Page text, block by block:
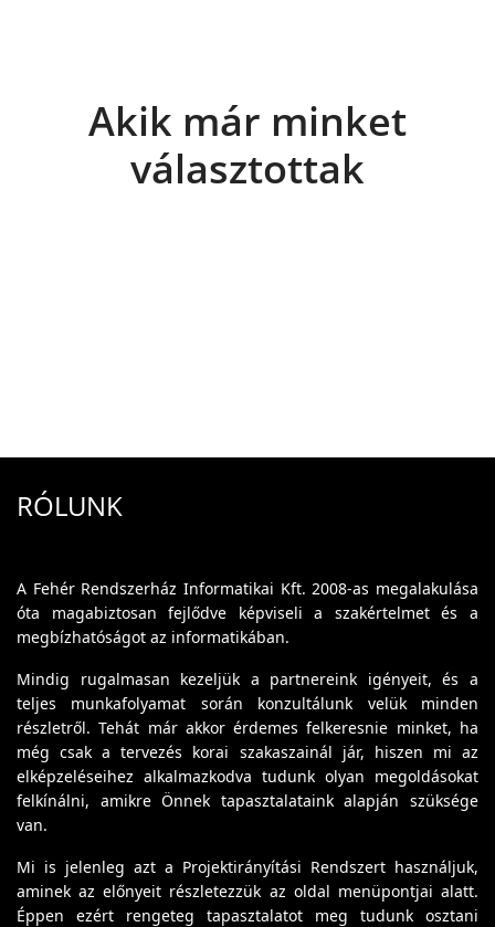
Akik már minket
választottak
RÓLUNK
A Fehér Rendszerház Informatikai Kft. 2008-as megalakulása
óta magabiztosan fejlődve képviseli a szakértelmet és a
megbízhatóságot az informatikában.
Mindig rugalmasan kezeljük a partnereink igényeit, és a
teljes munkafolyamat során konzultálunk velük minden
részletről. Tehát már akkor érdemes felkeresnie minket, ha
még csak a tervezés korai szakaszainál jár, hiszen mi az
elképzeléseihez alkalmazkodva tudunk olyan megoldásokat
felkínálni, amikre Önnek tapasztalataink alapján szüksége
van.
Mi is jelenleg azt a Projektirányítási Rendszert használjuk,
aminek az előnyeit részletezzük az oldal menüpontjai alatt.
Éppen ezért rengeteg tapasztalatot meg tudunk osztani